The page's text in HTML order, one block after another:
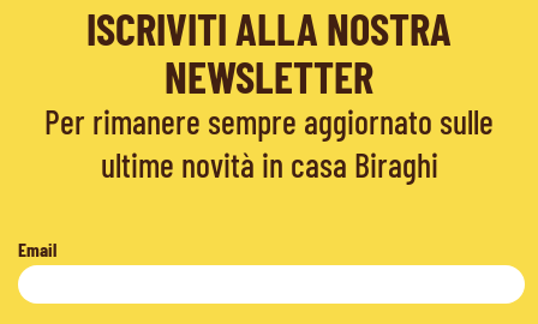
ISCRIVITI ALLA NOSTRA
NEWSLETTER
Per rimanere sempre aggiornato sulle
ultime novità in casa Biraghi
Email